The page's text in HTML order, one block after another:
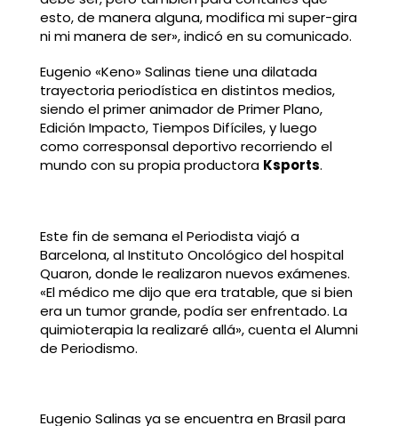
esto, de manera alguna, modifica mi super-gira
ni mi manera de ser», indicó en su comunicado.
Eugenio «Keno» Salinas tiene una dilatada
trayectoria periodística en distintos medios,
siendo el primer animador de Primer Plano,
Edición Impacto, Tiempos Difíciles, y luego
como corresponsal deportivo recorriendo el
mundo con su propia productora Ksports.
Este fin de semana el Periodista viajó a
Barcelona, al Instituto Oncológico del hospital
Quaron, donde le realizaron nuevos exámenes.
«El médico me dijo que era tratable, que si bien
era un tumor grande, podía ser enfrentado. La
quimioterapia la realizaré allá», cuenta el Alumni
de Periodismo.
Eugenio Salinas ya se encuentra en Brasil para